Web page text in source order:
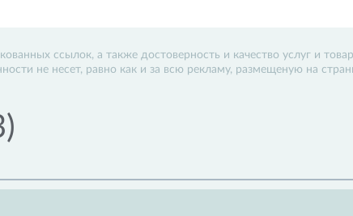
ссылок, а также достоверность и качество услуг и
не несет, равно как и за всю рекламу, размещеную на